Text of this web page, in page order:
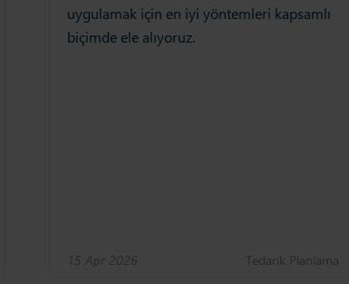
uygulamak için en iyi yöntemleri kapsamlı
biçimde ele alıyoruz.
15 Apr 2026 Tedari̇k Planlama